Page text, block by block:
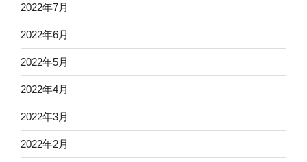
2022年7月
2022年6月
2022年5月
2022年4月
2022年3月
2022年2月